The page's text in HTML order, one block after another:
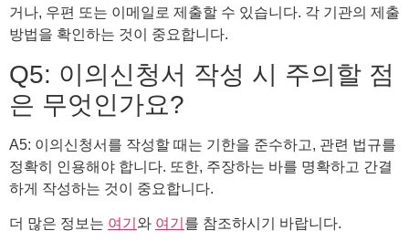
거나, 우편 또는 이메일로 제출할 수 있습니다. 각 기관의 제출
방법을 확인하는 것이 중요합니다.
Q5: 이의신청서 작성 시 주의할 점
은 무엇인가요?
A5: 이의신청서를 작성할 때는 기한을 준수하고, 관련 법규를
정확히 인용해야 합니다. 또한, 주장하는 바를 명확하고 간결
하게 작성하는 것이 중요합니다.
더 많은 정보는 여기 와 여기 를 참조하시기 바랍니다.